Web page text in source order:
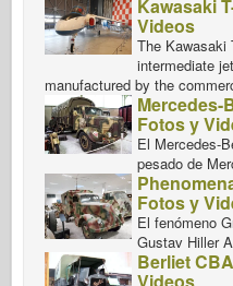
Kawasaki
Videos
The Kawasaki
intermediate
manufactured by the
Mercedes-
Fotos y
El Mercedes-
pesado de
Fotos y
El fenómeno
Gustav Hiller
Berliet